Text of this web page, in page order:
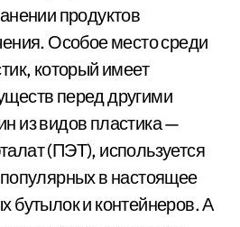
продуктов
Особое место среди
который имеет
перед другими
из видов пластика —
(ПЭТ), используется
в настоящее
бутылок и контейнеров. А